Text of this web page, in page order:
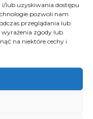
lub uzyskiwania dostępu
pozwoli nam
przeglądania lub
zgody lub
na niektóre cechy i
przedmiotowym
zgłasza
istnienia
którego działa